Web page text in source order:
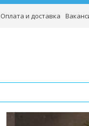
Оплата и доставка